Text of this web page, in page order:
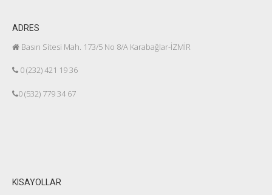
ADRES
Basın Sitesi Mah. 173/5 No 8/A Karabağlar-İZMİR
0 (232) 421 19 36
0 (532) 779 34 67
KISAYOLLAR